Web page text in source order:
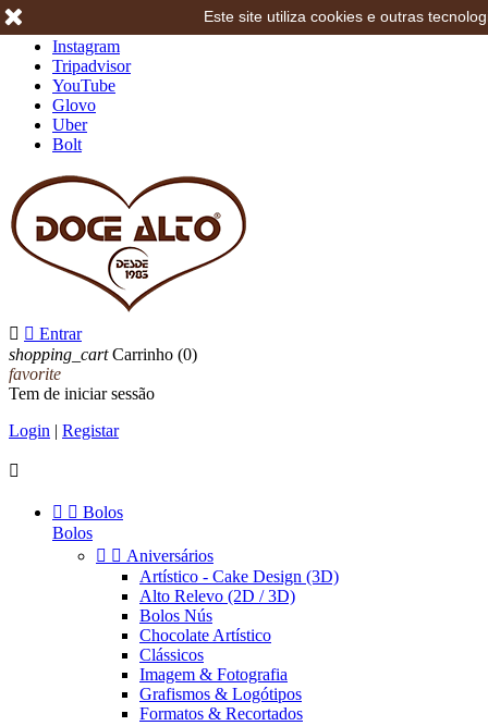
Instagram
Tripadvisor
YouTube
Glovo
Uber
Bolt
  Entrar
shopping_cart Carrinho (0)
favorite
Tem de iniciar sessão
Login | Registar

  Bolos
Bolos
  Aniversários
Artístico - Cake Design (3D)
Alto Relevo (2D / 3D)
Bolos Nús
Chocolate Artístico
Clássicos
Imagem & Fotografia
Grafismos & Logótipos
Formatos & Recortados
Este site utiliza cookies e outras